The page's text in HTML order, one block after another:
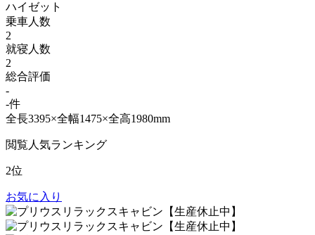
ハイゼット
乗車人数
2
就寝人数
2
総合評価
-
-件
全長3395×全幅1475×全高1980mm
閲覧人気ランキング
2位
お気に入り